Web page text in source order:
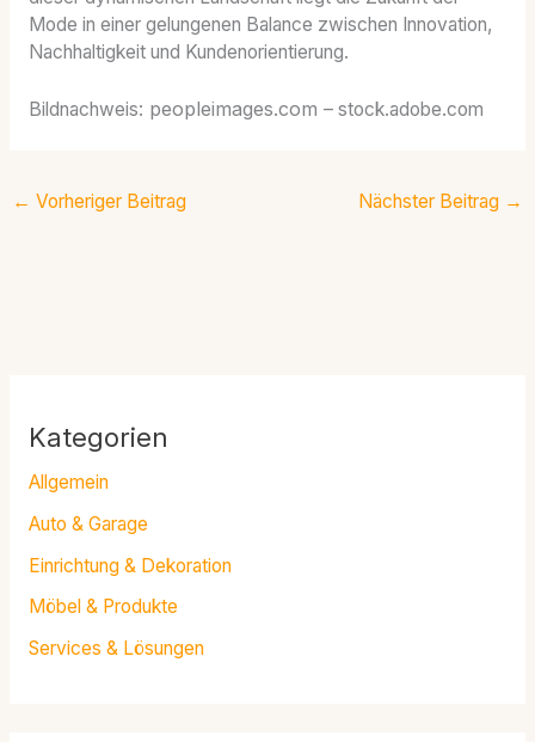
Mode in einer gelungenen Balance zwischen Innovation,
Nachhaltigkeit und Kundenorientierung.
Bildnachweis: peopleimages.com – stock.adobe.com
← Vorheriger Beitrag Nächster Beitrag →
Kategorien
Allgemein
Auto & Garage
Einrichtung & Dekoration
Möbel & Produkte
Services & Lösungen